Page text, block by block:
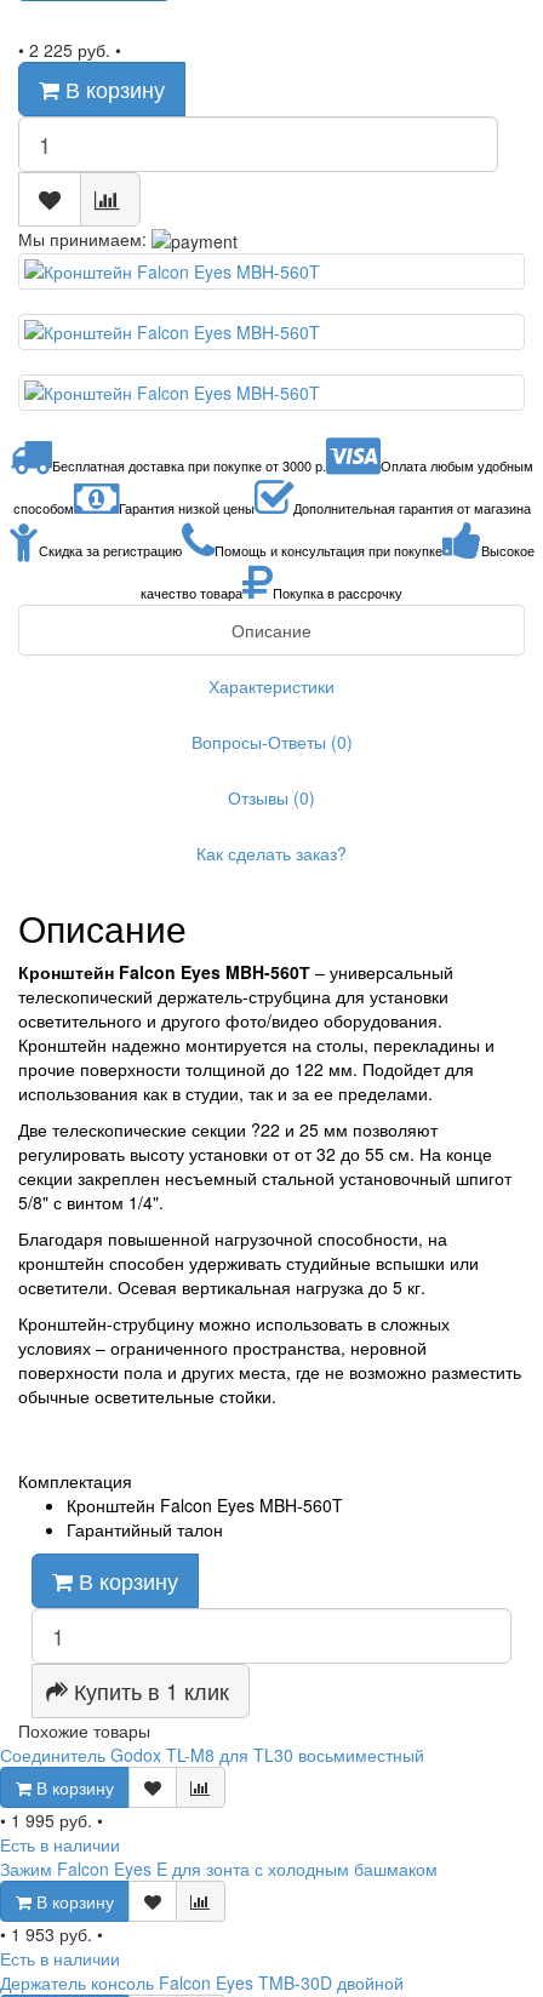
• 2 225 руб. •
В корзину
Мы принимаем:
Бесплатная доставка при покупке от 3000 р. Оплата любым удобным
способом Гарантия низкой цены Дополнительная гарантия от магазина
Скидка за регистрацию Помощь и консультация при покупке Высокое
качество товара Покупка в рассрочку
Описание
Характеристики
Вопросы-Ответы (0)
Отзывы (0)
Как сделать заказ?
Описание
Кронштейн Falcon Eyes MBH-560Т – универсальный
телескопический держатель-струбцина для установки
осветительного и другого фото/видео оборудования.
Кронштейн надежно монтируется на столы, перекладины и
прочие поверхности толщиной до 122 мм. Подойдет для
использования как в студии, так и за ее пределами.
Две телескопические секции ?22 и 25 мм позволяют
регулировать высоту установки от от 32 до 55 см. На конце
секции закреплен несъемный стальной установочный шпигот
5/8" с винтом 1/4".
Благодаря повышенной нагрузочной способности, на
кронштейн способен удерживать студийные вспышки или
осветители. Осевая вертикальная нагрузка до 5 кг.
Кронштейн-струбцину можно использовать в сложных
условиях – ограниченного пространства, неровной
поверхности пола и других места, где не возможно разместить
обычные осветительные стойки.
Комплектация
Кронштейн Falcon Eyes MBH-560T
Гарантийный талон
В корзину
Купить в 1 клик
Похожие товары
Соединитель Godox TL-M8 для TL30 восьмиместный
В корзину
• 1 995 руб. •
Есть в наличии
Зажим Falcon Eyes E для зонта с холодным башмаком
В корзину
• 1 953 руб. •
Есть в наличии
Держатель консоль Falcon Eyes TMB-30D двойной